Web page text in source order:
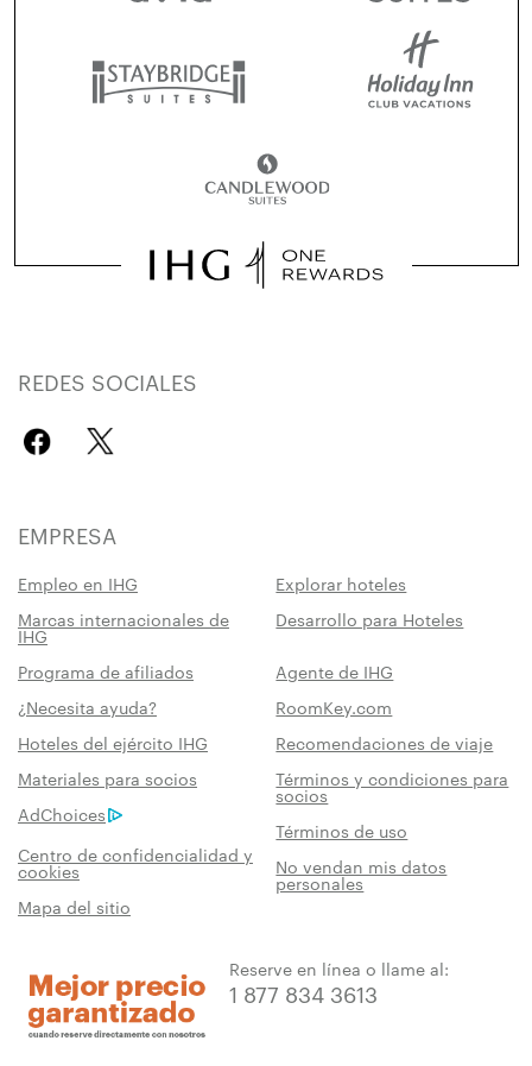
REDES SOCIALES
EMPRESA
Empleo en IHG
Explorar hoteles
Marcas internacionales de
IHG
Desarrollo para Hoteles
Programa de afiliados
Agente de IHG
¿Necesita ayuda?
RoomKey.com
Hoteles del ejército IHG
Recomendaciones de viaje
Materiales para socios
Términos y condiciones para
socios
AdChoices
Términos de uso
Centro de confidencialidad y
cookies No vendan mis datos
personales
Mapa del sitio
Reserve en línea o llame al:
1 877 834 3613
Ventaja de reservar con nosotros
Mejor Precio Garantizado
Le prometemos el precio más bajo
disponible en línea. De lo contrario, lo
igualaremos y le daremos el quíntuple de
puntos IHG® One Rewards que
corresponda, hasta un máximo de
40 000 puntos.
Su habitación está garantizada.
Sin comisiones por reserva!
No cobramos ninguna comisión de reserva